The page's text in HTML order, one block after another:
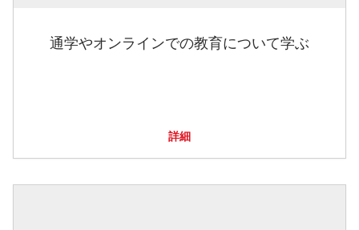
通学やオンラインでの教育について学ぶ
詳細